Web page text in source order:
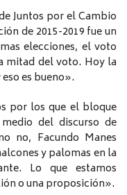
Juntos por el Cambio
de 2015-2019 fue un
elecciones, el voto
mitad del voto. Hoy la
es bueno».
por los que el bloque
del discurso de
no, Facundo Manes
y palomas en la
Lo que estamos
o una proposición».